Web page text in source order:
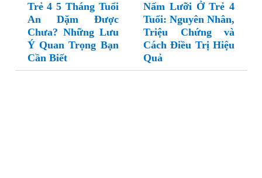
Trẻ 4 5 Tháng Tuổi
An Dặm Được
Chưa? Những Lưu
Ý Quan Trọng Bạn
Cần Biết
Nấm Lưỡi Ở Trẻ 4
Tuổi: Nguyên Nhân,
Triệu Chứng và
Cách Điều Trị Hiệu
Quả